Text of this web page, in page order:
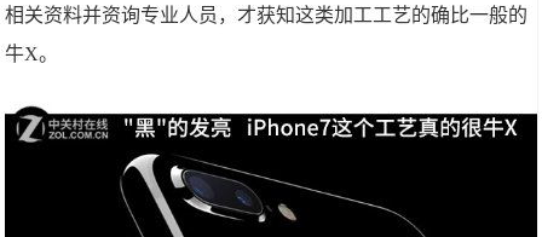
相关资料并资询专业人员，才获知这类加工工艺的确比一般的
牛X。